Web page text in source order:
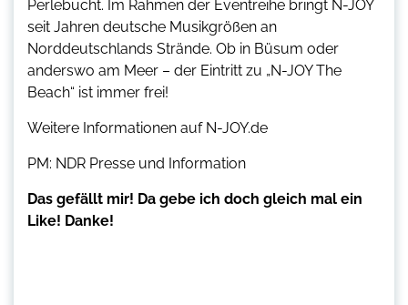
Perlebucht. Im Rahmen der Eventreihe bringt N-JOY
seit Jahren deutsche Musikgrößen an
Norddeutschlands Strände. Ob in Büsum oder
anderswo am Meer – der Eintritt zu „N-JOY The
Beach“ ist immer frei!
Weitere Informationen auf N-JOY.de
PM: NDR Presse und Information
Das gefällt mir! Da gebe ich doch gleich mal ein
Like! Danke!